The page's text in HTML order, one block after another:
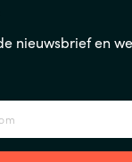
nieuwsbrief en